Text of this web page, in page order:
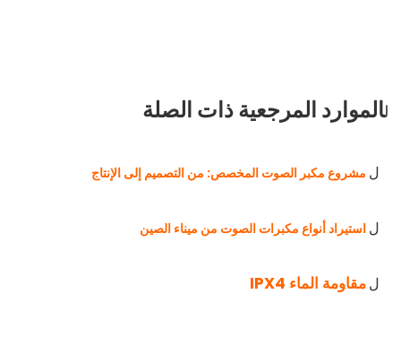
لالموارد المرجعية ذات الصلة
ل مشروع مكبر الصوت المخصص: من التصميم إلى الإنتاج
ل استيراد أنواع مكبرات الصوت من ميناء الصين
ل مقاومة الماء IPX4